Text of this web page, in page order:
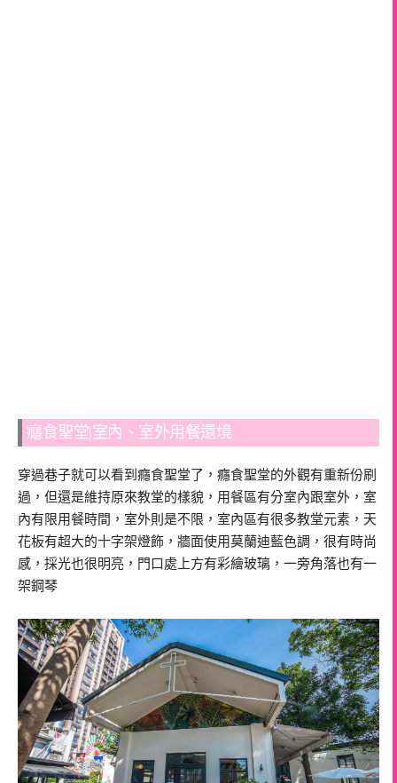
癮食聖堂|室內、室外用餐還境
穿過巷子就可以看到癮食聖堂了，癮食聖堂的外觀有重新份刷
過，但還是維持原來教堂的樣貌，用餐區有分室內跟室外，室
內有限用餐時間，室外則是不限，室內區有很多教堂元素，天
花板有超大的十字架燈飾，牆面使用莫蘭迪藍色調，很有時尚
感，採光也很明亮，門口處上方有彩繪玻璃，一旁角落也有一
架鋼琴